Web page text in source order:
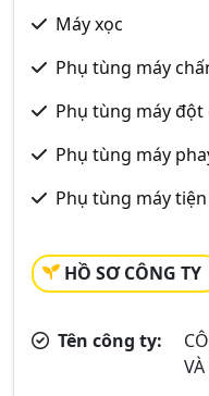
Máy xọc
Phụ tùng máy
Phụ tùng máy đột
Phụ tùng máy
Phụ tùng máy tiện
HỒ SƠ CÔNG TY
Tên công ty: